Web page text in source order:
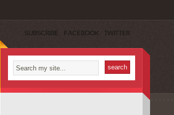
SUBSCRIBE FACEBOOK TWITTER